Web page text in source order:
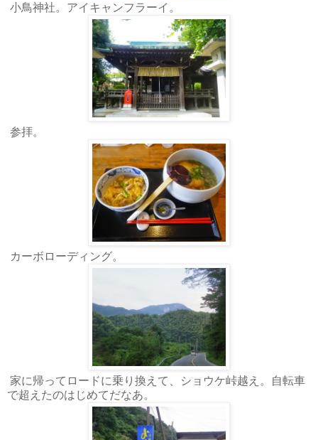
小鳥神社。アイキャンフラーイ。
参拝。
カーボローディング。
家に帰ってロードに乗り換えて、ショウケ峠越え。自転車
で超えたのはじめてだなあ。